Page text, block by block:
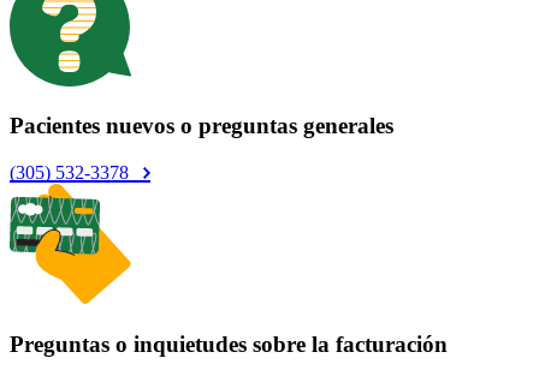
Pacientes nuevos o preguntas generales
(305) 532-3378
Preguntas o inquietudes sobre la facturación